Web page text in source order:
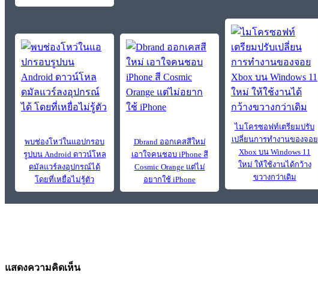
พบช่องโหว่ในแอปกรอบ
รูปบน Android ดาวน์โหล
ดมัลแวร์ลงอุปกรณ์ได้
โดยที่เหยื่อไม่รู้ตัว
Dbrand ออกเคสสีใหม่
เอาใจคนชอบ iPhone สี
Cosmic Orange แต่ไม่
อยากใช้ iPhone
ไมโครซอฟท์เตรียมปรับ
เปลี่ยนการทำงานของจอย
Xbox บน Windows 11
ใหม่ ให้ใช้งานได้กว้าง
ขวางกว่าเดิม
แสดงความคิดเห็น